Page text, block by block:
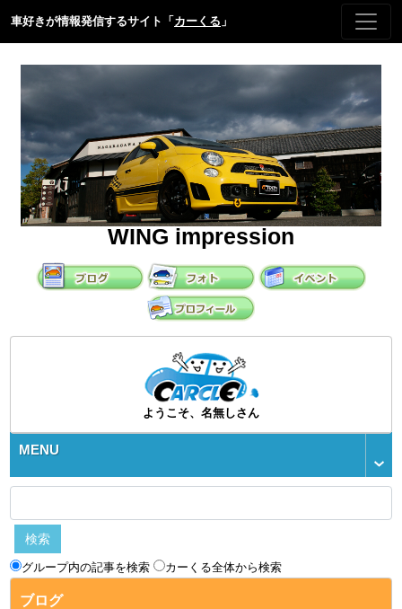
車好きが情報発信するサイト「 カーくる 」
WING impression
ようこそ、名無しさん
MENU
グループ内の記事を検索 カーくる全体から検索
ブログ